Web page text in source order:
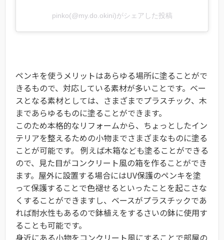
pinko(@my.do.okini)がシェアした投稿
ペンキを使うメリットはあらゆる場所に塗ることがで
きるもので、対応している素材が多いことです。ベー
スとなる素材としては、さまざまでプラスチック、木
まであらゆるものに塗ることができます。
このため本格的なリフォームから、ちょっとしたイン
テリアを整えるための小物までさまざまなものに塗る
ことが可能です。 例えば木箱なども塗ることができる
ので、見た目がコンクリート風の箱を作ることができ
ます。屋外に設置する場合にはUV保護のペンキを塗
って保護することで色褪せるといったことを起こさな
くすることができますし、ベースがプラスチックであ
れば耐水性もあるので鉢植えをするさいの鉢に使用す
ることも可能です。
身近にある小物をコンクリート風にすることで部屋の